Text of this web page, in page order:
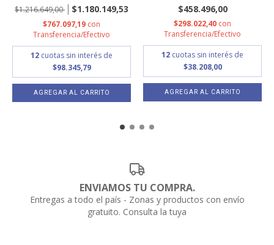
$1.216.649,00 $1.180.149,53
$767.097,19 con
Transferencia/Efectivo
12 cuotas sin interés de
$98.345,79
$458.496,00
$298.022,40 con
Transferencia/Efectivo
12 cuotas sin interés de
$38.208,00
ENVIAMOS TU COMPRA.
Entregas a todo el país - Zonas y productos con envío
gratuito. Consulta la tuya